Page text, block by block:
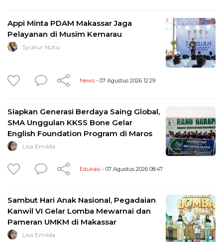
Appi Minta PDAM Makassar Jaga
Pelayanan di Musim Kemarau
Syukur Nutu
News - 07 Agustus 2026 12:29
Siapkan Generasi Berdaya Saing Global,
SMA Unggulan KKSS Bone Gelar
English Foundation Program di Maros
Lisa Emilda
Edukasi - 07 Agustus 2026 08:47
Sambut Hari Anak Nasional, Pegadaian
Kanwil VI Gelar Lomba Mewarnai dan
Pameran UMKM di Makassar
Lisa Emilda